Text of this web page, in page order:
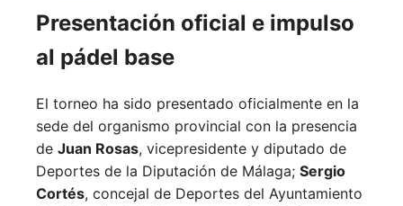
Presentación oficial e impulso
al pádel base
El torneo ha sido presentado oficialmente en la
sede del organismo provincial con la presencia
de Juan Rosas, vicepresidente y diputado de
Deportes de la Diputación de Málaga; Sergio
Cortés, concejal de Deportes del Ayuntamiento